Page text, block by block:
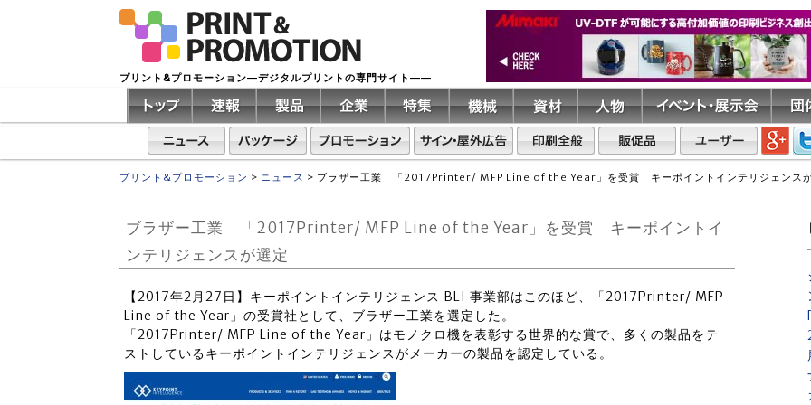
プリント&プロモーション―デジタルプリントの専門サイト――
プリント&プロモーション > ニュース > ブラザー工業 「2017Printer/ MFP Line of the Year」を受賞 キーポイントインテリジェンス
ブラザー工業 「2017Printer/ MFP Line of the Year」を受賞 キーポイントイ
ンテリジェンスが選定
【2017年2月27日】キーポイントインテリジェンス BLI 事業部はこのほど、「2017Printer/ MFP
Line of the Year」の受賞社として、ブラザー工業を選定した。
「2017Printer/ MFP Line of the Year」はモノクロ機を表彰する世界的な賞で、多くの製品をテ
ストしているキーポイントインテリジェンスがメーカーの製品を認定している。